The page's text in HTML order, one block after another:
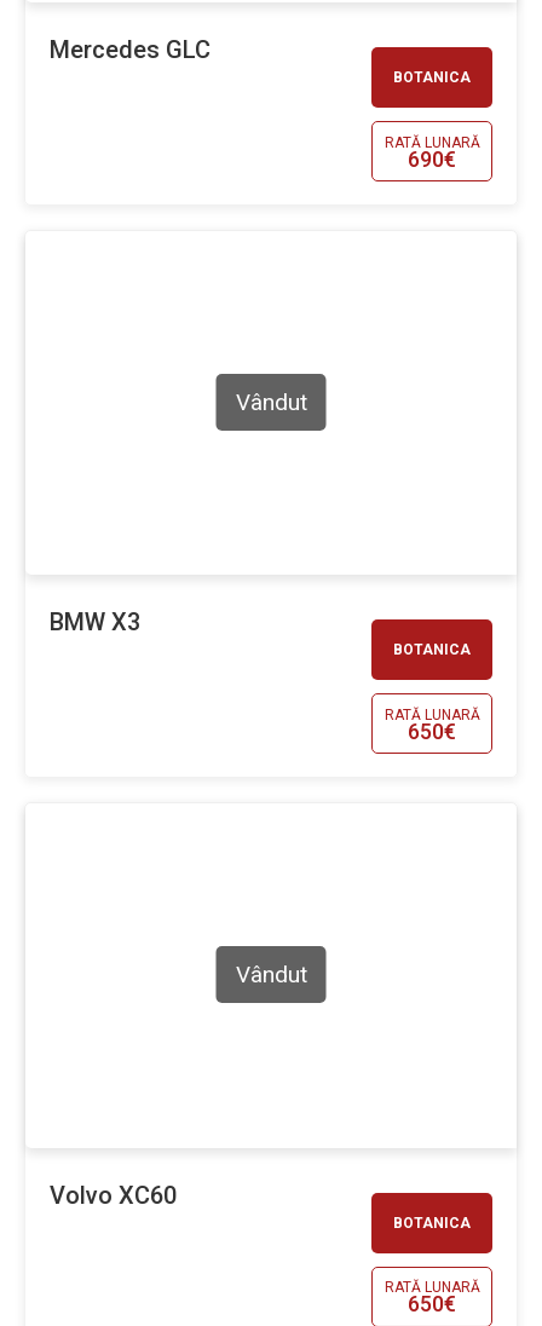
BOTANICA
RATĂ LUNARĂ
690€
Mercedes GLC
BOTANICA
RATĂ LUNARĂ
650€
Vândut
BMW X3
BOTANICA
RATĂ LUNARĂ
650€
Vândut
Volvo XC60